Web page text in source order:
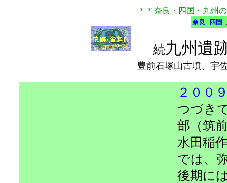
＊＊奈良・四国・九州
奈良 四国
続九州遺
豊前石塚山古墳、
２００
つづき
部（筑
水田稲
では、
後期に